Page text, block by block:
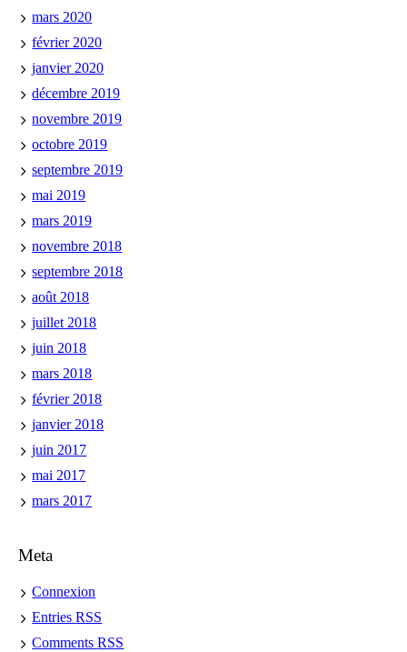
mars 2020
février 2020
janvier 2020
décembre 2019
novembre 2019
octobre 2019
septembre 2019
mai 2019
mars 2019
novembre 2018
septembre 2018
août 2018
juillet 2018
juin 2018
mars 2018
février 2018
janvier 2018
juin 2017
mai 2017
mars 2017
Meta
Connexion
EntriesRSS
CommentsRSS